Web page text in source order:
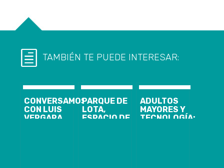
TAMBIÉN TE PUEDE INTERESAR:
CONVERSAMOS
CON LUIS
VERGARA
PARQUE DE
LOTA,
ESPACIO DE
ADULTOS
MAYORES Y
TECNOLOGÍA: